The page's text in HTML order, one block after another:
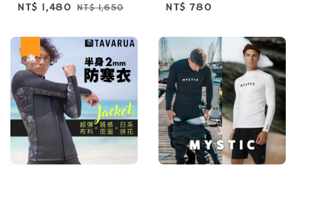
Sale
NT$ 1,480 Regular
NT$ 1,650
Regular
NT$ 780